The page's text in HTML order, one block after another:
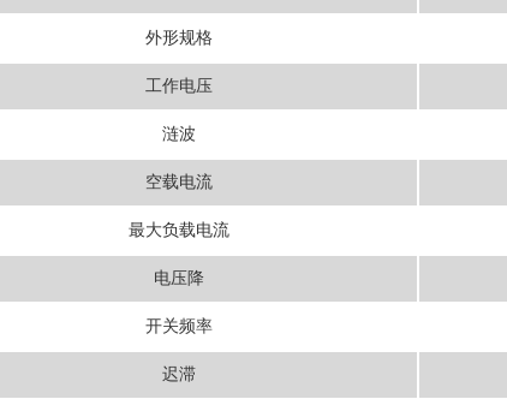
外形规格
工作电压
涟波
空载电流
最大负载电流
电压降
开关频率
迟滞